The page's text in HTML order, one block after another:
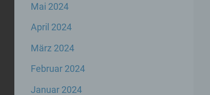
Mai 2024
April 2024
März 2024
Februar 2024
Januar 2024